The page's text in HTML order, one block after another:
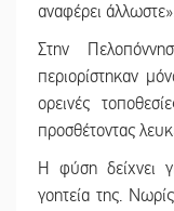
αναφέρει
Στην
περιορίστηκαν
ορεινές
προσθέτοντας
Η φύση δείχνει
γοητεία της.